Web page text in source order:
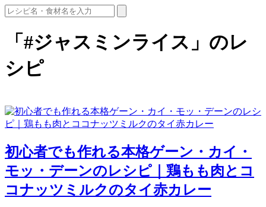
「#ジャスミンライス」のレ
シピ
初心者でも作れる本格ゲーン・カイ・
モッ・デーンのレシピ｜鶏もも肉とコ
コナッツミルクのタイ赤カレー